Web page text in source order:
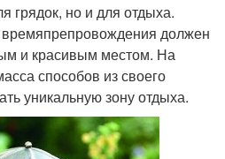
грядок, но и для отдыха.
должен
и красивым местом. На
способов из своего
уникальную зону отдыха.